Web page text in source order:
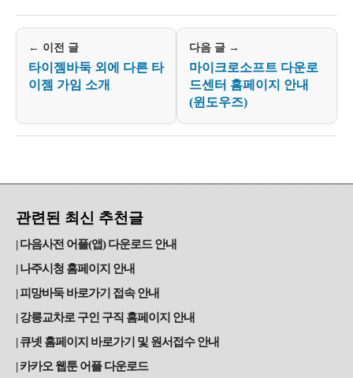
← 이전 글
타이젬바둑 외에 다른 타
이젬 가임 소개
다음 글 →
마이크로소프트 다운로
드센터 홈페이지 안내
(윈도우즈)
관련된 최신 추천글
다음사전 어플(앱) 다운로드 안내
나주시청 홈페이지 안내
피망바둑 바로가기 접속 안내
강릉교차로 구인 구직 홈페이지 안내
큐넷 홈페이지 바로가기 및 원서접수 안내
카카오 웹툰 어플 다운로드